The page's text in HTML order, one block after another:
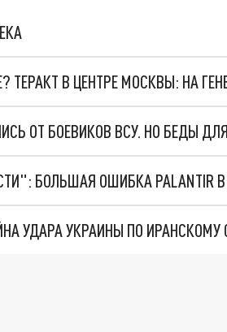
ТЕРАКТ В ЦЕНТРЕ МОСКВЫ: НА
ОТ БОЕВИКОВ ВСУ. НО БЕДЫ
УДАРА УКРАИНЫ ПО